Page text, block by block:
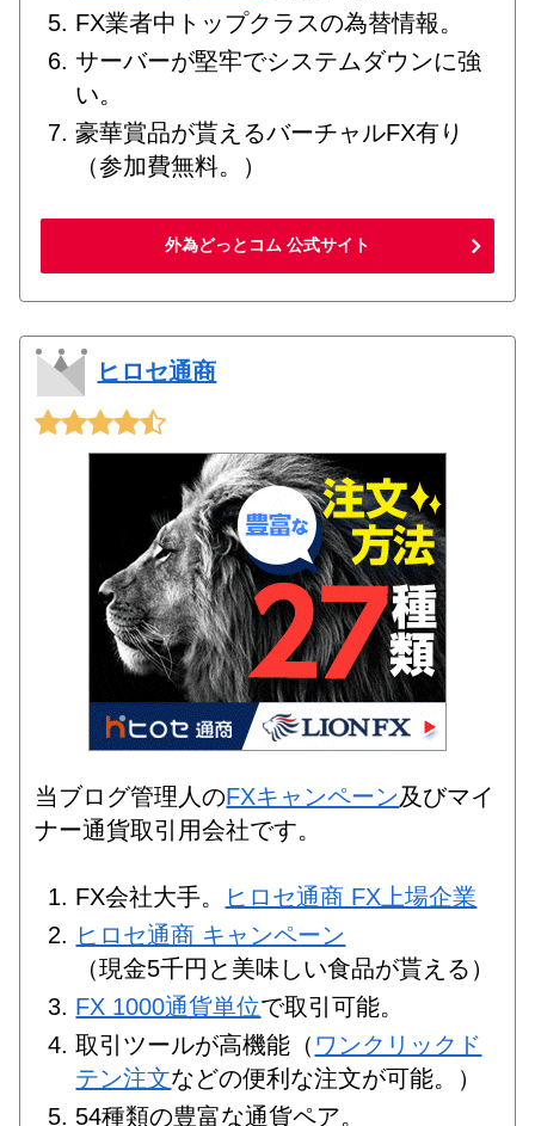
FX業者中トップクラスの為替情報。
サーバーが堅牢でシステムダウンに強
い。
豪華賞品が貰えるバーチャルFX有り
（参加費無料。）
外為どっとコム 公式サイト
ヒロセ通商
当ブログ管理人のFXキャンペーン及びマイ
ナー通貨取引用会社です。
FX会社大手。
ヒロセ通商 FX上場企業
ヒロセ通商 キャンペーン
（現金5千円と美味しい食品が貰える）
FX 1000通貨単位で取引可能。
取引ツールが高機能（ ワンクリックド
テン注文などの便利な注文が可能。）
54種類の豊富な通貨ペア。